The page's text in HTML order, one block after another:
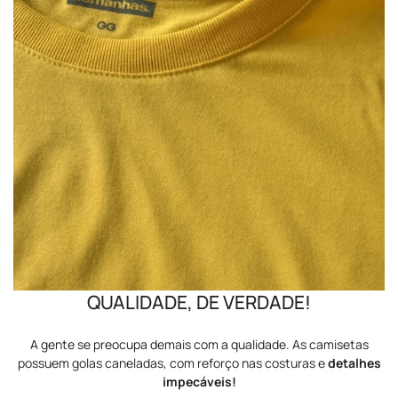
Costura:Reforço ombro a ombro, que dá mais durabilidade e
acabamento perfeito à peça.
Modelagem:Feminina (manga mais curtinha, modelagem
acinturada).
Estampa:
Impressão em DTF (Direct To Film), alta definição,
toque suave e resistente — não racha, não desbota e mantém a
cor vibrante por muito tempo.
Posição da estampa:Estampa nas costas, conforme imagens
do produto.
Observação: A cor do produto pode variar levemente em relação
à foto, devido à iluminação, configuração da tela.
Nossa produção é própria pra garantir e entregar a melhor
qualidade.
QUALIDADE, DE VERDADE!
A gente se preocupa demais com a qualidade. As camisetas
possuem golas caneladas, com reforço nas costuras edetalhes
impecáveis!